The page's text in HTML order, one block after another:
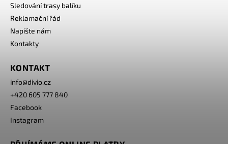
Sledování trasy balíku
Reklamační řád
Napište nám
Kontakty
KONTAKT
info@divio.cz
+420 605 777 840
Facebook
Instagram